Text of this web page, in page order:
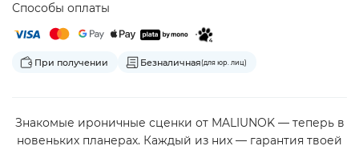
Способы оплаты
При получении Безналичная(для юр. лиц)
Знакомые ироничные сценки от MALIUNOK — теперь в
новеньких планерах. Каждый из них — гарантия твоей